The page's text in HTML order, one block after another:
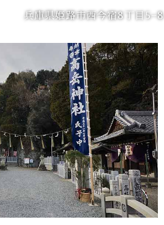
兵庫県姫路市西今宿8丁目5−8